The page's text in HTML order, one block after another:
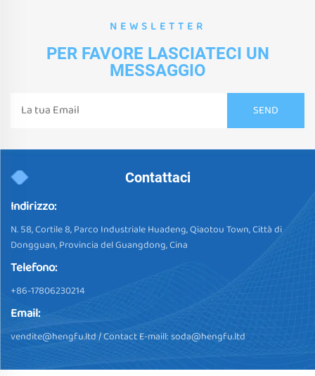
NEWSLETTER
PER FAVORE LASCIATECI UN
MESSAGGIO
Contattaci
Indirizzo:
N. 58, Cortile 8, Parco Industriale Huadeng, Qiaotou Town, Città di
Dongguan, Provincia del Guangdong, Cina
Telefono:
+86-17806230214
Email:
vendite@hengfu.ltd/ Contact E-maill:soda@hengfu.ltd